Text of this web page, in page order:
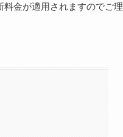
金が適用されますのでご理